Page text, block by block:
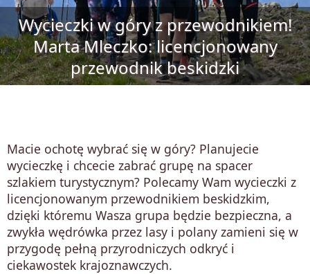
Wycieczki w góry z przewodnikiem!
Marta Mleczko: licencjonowany
przewodnik beskidzki
Macie ochotę wybrać się w góry? Planujecie
wycieczkę i chcecie zabrać grupę na spacer
szlakiem turystycznym? Polecamy Wam wycieczki z
licencjonowanym przewodnikiem beskidzkim,
dzięki któremu Wasza grupa będzie bezpieczna, a
zwykła wędrówka przez lasy i polany zamieni się w
przygodę pełną przyrodniczych odkryć i
ciekawostek krajoznawczych.